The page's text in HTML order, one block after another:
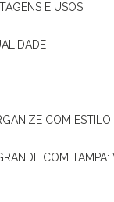
E USOS
COM
COM